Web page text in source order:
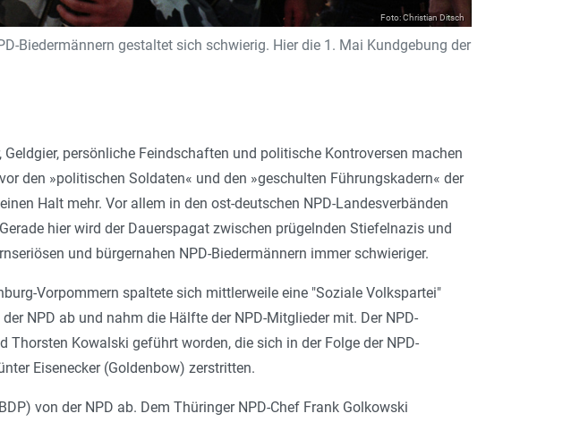
Foto: Christian Ditsch
Biedermännern gestaltet sich schwierig. Hier die 1. Mai Kundgebung der
Geldgier, persönliche Feindschaften und politische Kontroversen machen
den »politischen Soldaten« und den »geschulten Führungskadern« der
Halt mehr. Vor allem in den ost-deutschen NPD-Landesverbänden
hier wird der Dauerspagat zwischen prügelnden Stiefelnazis und
und bürgernahen NPD-Biedermännern immer schwieriger.
Vorpommern spaltete sich mittlerweile eine "Soziale Volkspartei"
der NPD ab und nahm die Hälfte der NPD-Mitglieder mit. Der NPD-
Kowalski geführt worden, die sich in der Folge der NPD-
Eisenecker (Goldenbow) zerstritten.
von der NPD ab. Dem Thüringer NPD-Chef Frank Golkowski